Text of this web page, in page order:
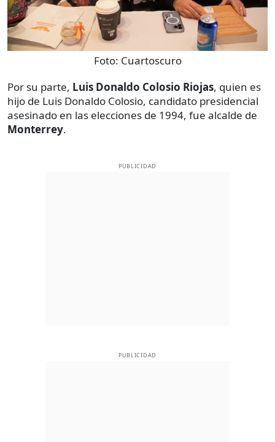
Foto: Cuartoscuro
Por su parte, Luis Donaldo Colosio Riojas, quien es
hijo de Luis Donaldo Colosio, candidato presidencial
asesinado en las elecciones de 1994, fue alcalde de
Monterrey.
PUBLICIDAD
PUBLICIDAD